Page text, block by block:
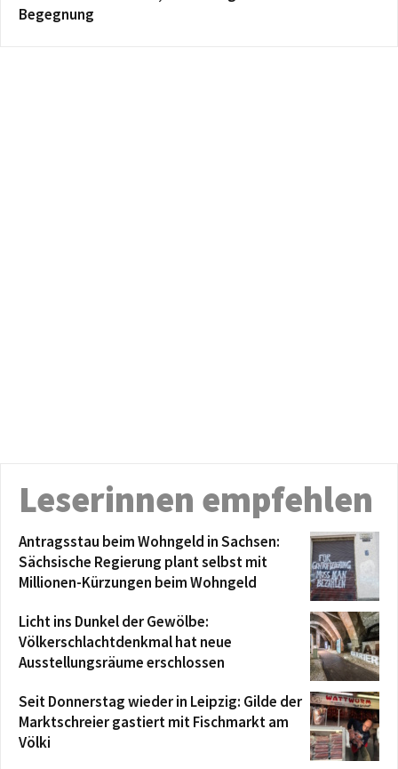
Begegnung
Leserinnen empfehlen
Antragsstau beim Wohngeld in Sachsen:
Sächsische Regierung plant selbst mit
Millionen-Kürzungen beim Wohngeld
Licht ins Dunkel der Gewölbe:
Völkerschlachtdenkmal hat neue
Ausstellungsräume erschlossen
Seit Donnerstag wieder in Leipzig: Gilde der
Marktschreier gastiert mit Fischmarkt am
Völki